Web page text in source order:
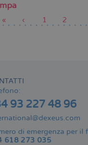
Prima
pagina
«
Pagina
precedente
‹ Pagina
1
Pagina
attuale
2
93 227 48 96
di emergenza per il
618 273 035